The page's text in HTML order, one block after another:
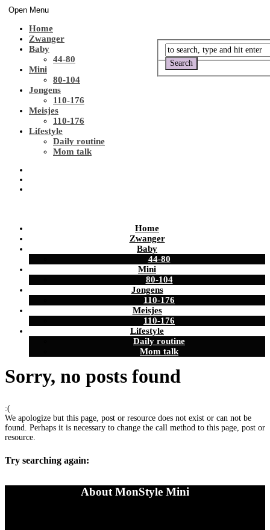
Open Menu
Home
Zwanger
Baby
44-80
Mini
80-104
Jongens
110-176
Meisjes
110-176
Lifestyle
Daily routine
Mom talk
Home
Zwanger
Baby
44-80
Mini
80-104
Jongens
110-176
Meisjes
110-176
Lifestyle
Daily routine
Mom talk
Sorry, no posts found
:(
We apologize but this page, post or resource does not exist or can not be
found. Perhaps it is necessary to change the call method to this page, post or
resource.
Try searching again:
About MonStyle Mini